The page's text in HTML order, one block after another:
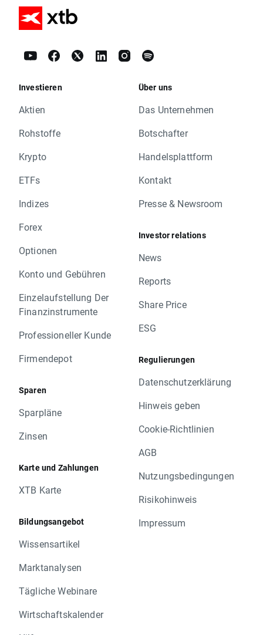
Investieren
Aktien
Rohstoffe
Krypto
ETFs
Indizes
Forex
Optionen
Konto und Gebühren
Einzelaufstellung Der
Finanzinstrumente
Professioneller Kunde
Firmendepot
Sparen
Sparpläne
Zinsen
Karte und Zahlungen
XTB Karte
Bildungsangebot
Wissensartikel
Marktanalysen
Tägliche Webinare
Wirtschaftskalender
Über uns
Das Unternehmen
Botschafter
Handelsplattform
Kontakt
Presse & Newsroom
Investor relations
News
Reports
Share Price
ESG
Regulierungen
Datenschutzerklärung
Hinweis geben
Cookie-Richtlinien
AGB
Nutzungsbedingungen
Risikohinweis
Impressum